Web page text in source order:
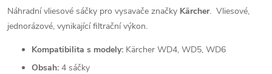
Náhradní vliesové sáčky pro vysavače značky Kärcher. Vliesové,
jednorázové, vynikající filtrační výkon.
Kompatibilita s modely: Kärcher WD4, WD5, WD6
Obsah: 4 sáčky